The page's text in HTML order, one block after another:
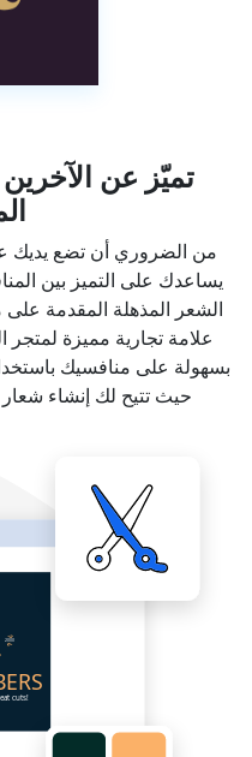
تميّز عن
من الضروري أن تضع يديك
يساعدك على التميز بين
الشعر المذهلة المقدمة
علامة تجارية مميزة لمتجر
بسهولة على منافسيك
حيث تتيح لك إنشاء